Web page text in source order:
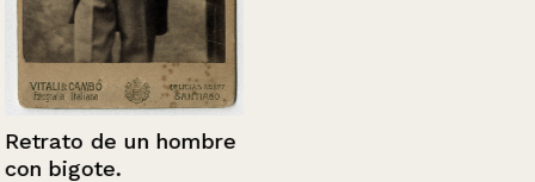
Retrato de un hombre
con bigote.